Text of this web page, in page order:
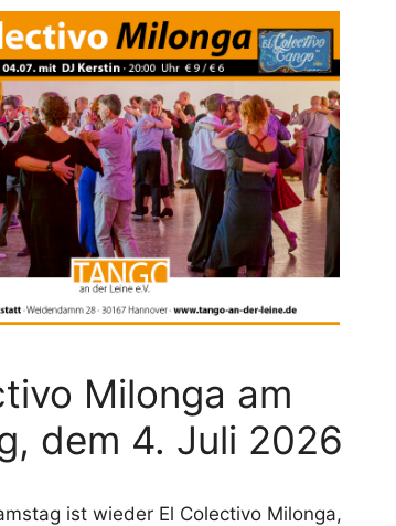
Milonga am
dem 4. Juli 2026
ist wieder El Colectivo Milonga,